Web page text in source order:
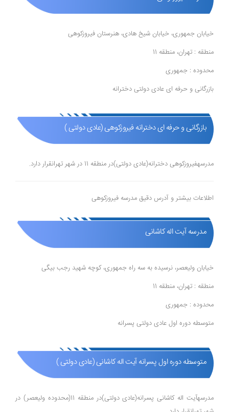
خیابان جمهوری، خیابان شیخ هادی، هنرستان فیروزکوهی
منطقه : تهران، منطقه 11
محدوده : جمهوری
بازرگانی و حرفه ای عادی دولتی دخترانه
بازرگانی و حرفه ای دخترانه فیروزکوهی (عادی دولتی )
مدرسهفیروزکوهی دخترانه(عادی دولتی)در منطقه 11 در شهر تهرانقرار دارد.
اطلاعات بیشتر و آدرس دقیق مدرسه فیروزکوهی
مدرسه آیت اله کاشانی
خیابان ولیعصر، نرسیده به سه راه جمهوری، کوچه شهید رجب بیگی
منطقه : تهران، منطقه 11
محدوده : جمهوری
متوسطه دوره اول عادی دولتی پسرانه
متوسطه دوره اول پسرانه آیت اله کاشانی (عادی دولتی )
مدرسهآیت اله کاشانی پسرانه(عادی دولتی)در منطقه 11(محدوده ولیعصر) در